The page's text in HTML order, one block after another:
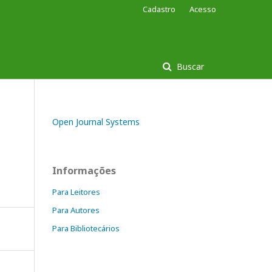
Buscar
Cadastro Acesso
Open Journal Systems
Informações
Para Leitores
Para Autores
Para Bibliotecários